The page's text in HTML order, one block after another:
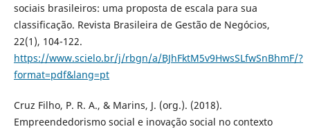
sociais brasileiros: uma proposta de escala para sua
classificação. Revista Brasileira de Gestão de Negócios,
22(1), 104-122.
https://www.scielo.br/j/rbgn/a/BJhFktM5v9HwsSLfwSnBhmF/?
format=pdf&lang=pt
Cruz Filho, P. R. A., & Marins, J. (org.). (2018).
Empreendedorismo social e inovação social no contexto